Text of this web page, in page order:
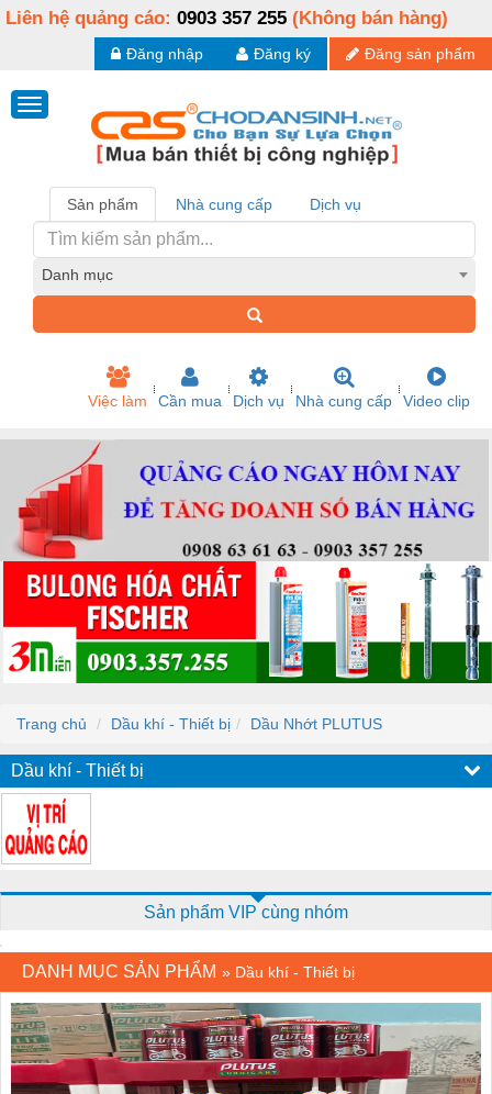
Liên hệ quảng cáo: 0903 357 255 (Không bán hàng)
Đăng sản phẩm
Đăng ký
Đăng nhập
Sản phẩm Nhà cung cấp Dịch vụ
Danh mục
Việc làm Cần mua Dịch vụ Nhà cung cấp Video clip
Trang chủ Dầu khí - Thiết bị Dầu Nhớt PLUTUS
Dầu khí - Thiết bị
Sản phẩm VIP cùng nhóm
DANH MỤC SẢN PHẨM » Dầu khí - Thiết bị